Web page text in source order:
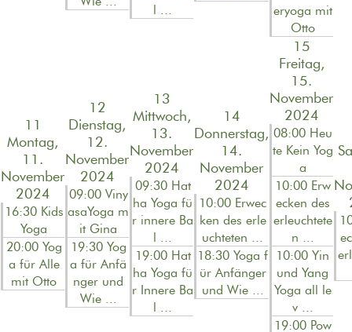
l ...
eryoga mit
Otto
11
Montag,
11.
November
2024
16:30 Kids
Yoga
20:00 Yog
a für Alle
mit Otto
12
Dienstag,
12.
November
2024
09:00 Viny
asaYoga m
it Gina
19:30 Yog
a für Anfä
nger und
Wie ...
13
Mittwoch,
13.
November
2024
09:30 Hat
ha Yoga fü
r innere Ba
l ...
19:00 Hat
ha Yoga fü
r Innere Ba
l ...
14
Donnerstag,
14.
November
2024
10:00 Erwec
ken des erle
uchteten ...
18:30 Yoga f
ür Anfänger
und Wie ...
15
Freitag,
15.
November
2024
08:00 Heu
te Kein Yog
a
10:00 Erw
ecken des
erleuchtete
n ...
10:00 Yin
und Yang
Yoga all le
v ...
19:00 Pow